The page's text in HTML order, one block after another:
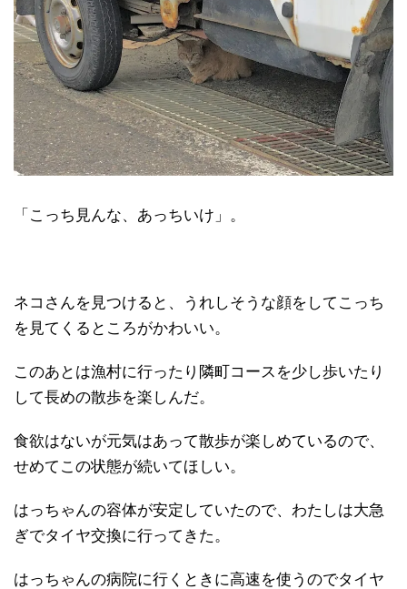
「こっち見んな、あっちいけ」。
ネコさんを見つけると、うれしそうな顔をしてこっち
を見てくるところがかわいい。
このあとは漁村に行ったり隣町コースを少し歩いたり
して長めの散歩を楽しんだ。
食欲はないが元気はあって散歩が楽しめているので、
せめてこの状態が続いてほしい。
はっちゃんの容体が安定していたので、わたしは大急
ぎでタイヤ交換に行ってきた。
はっちゃんの病院に行くときに高速を使うのでタイヤ